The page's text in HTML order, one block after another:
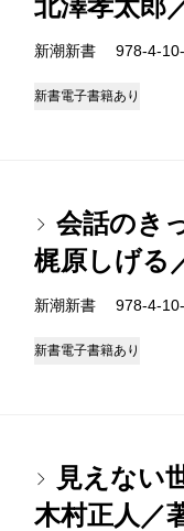
北澤孝太郎
新潮新書 978-4-
新書電子書籍あり
会話のき
梶原しげる
新潮新書 978-4-
新書電子書籍あり
見えない
木村正人／